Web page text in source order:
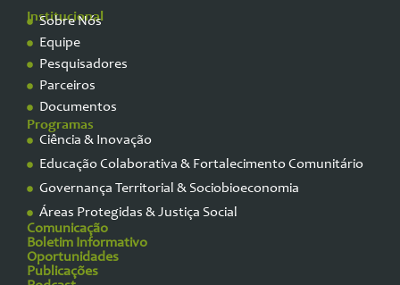
Institucional
Sobre Nós
Equipe
Pesquisadores
Parceiros
Documentos
Programas
Ciência & Inovação
Educação Colaborativa & Fortalecimento Comunitário
Governança Territorial & Sociobioeconomia
Áreas Protegidas & Justiça Social
Comunicação
Boletim Informativo
Oportunidades
Publicações